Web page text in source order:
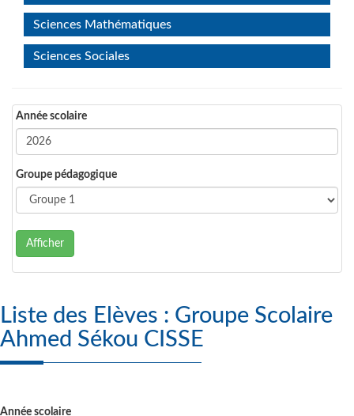
Sciences Mathématiques
Sciences Sociales
Année scolaire
Groupe pédagogique
Afficher
Liste des Elèves : Groupe Scolaire
Ahmed Sékou CISSE
Année scolaire